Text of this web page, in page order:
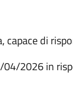
di
2026 in